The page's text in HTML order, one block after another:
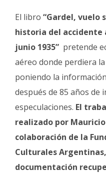
El libro “Gardel, vuelo
historia del accidente
junio 1935” pretende
aéreo donde perdiera
poniendo la
después de 85 años de
especulaciones. El
realizado por
colaboración de la
Culturales
documentación